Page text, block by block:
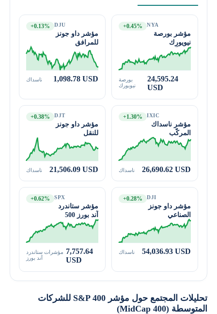
NYA
مؤشر بورصة
نيويورك
المركّب
+0.45%
24,595.24
USD
بورصة
نيويورك
DJU
مؤشر داو جونز
للمرافق
+0.13%
1,098.78 USD ناسداك
IXIC
مؤشر ناسداك
المركّب
+1.30%
26,690.62 USD ناسداك
DJT
مؤشر داو جونز
للنقل
+0.38%
21,506.09 USD ناسداك
DJI
مؤشر داو جونز
الصناعي
+0.28%
54,036.93 USD ناسداك
SPX
مؤشر ستاندرد
آند بورز 500
+0.62%
7,757.64
USD
مؤشرات ستاندرد
آند بورز
تحليلات المجتمع حول مؤشر S&P 400 للشركات
المتوسطة (MidCap 400)